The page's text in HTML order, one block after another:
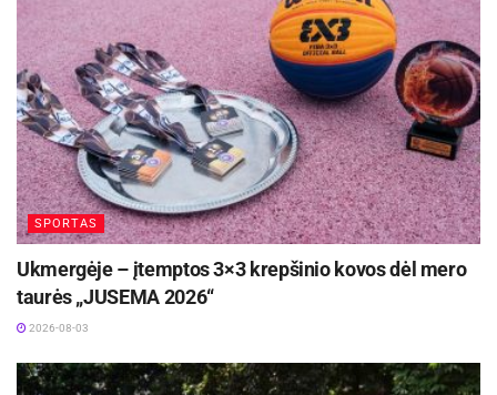
SPORTAS
Ukmergėje – įtemptos 3×3 krepšinio kovos dėl mero
taurės „JUSEMA 2026“
2026-08-03